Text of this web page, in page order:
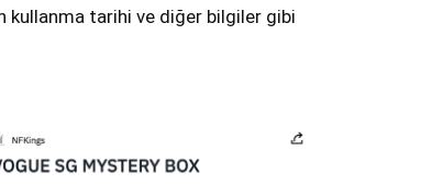
kullanma tarihi ve diğer bilgiler gibi